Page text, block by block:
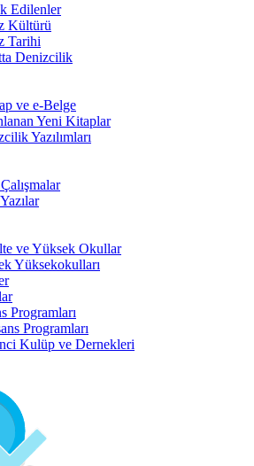
Edilenler
Kültürü
Tarihi
Denizcilik
ve e-Belge
Yeni Kitaplar
Yazılımları
ve Yüksek Okullar
Yüksekokulları
Programları
Programları
Kulüp ve Dernekleri